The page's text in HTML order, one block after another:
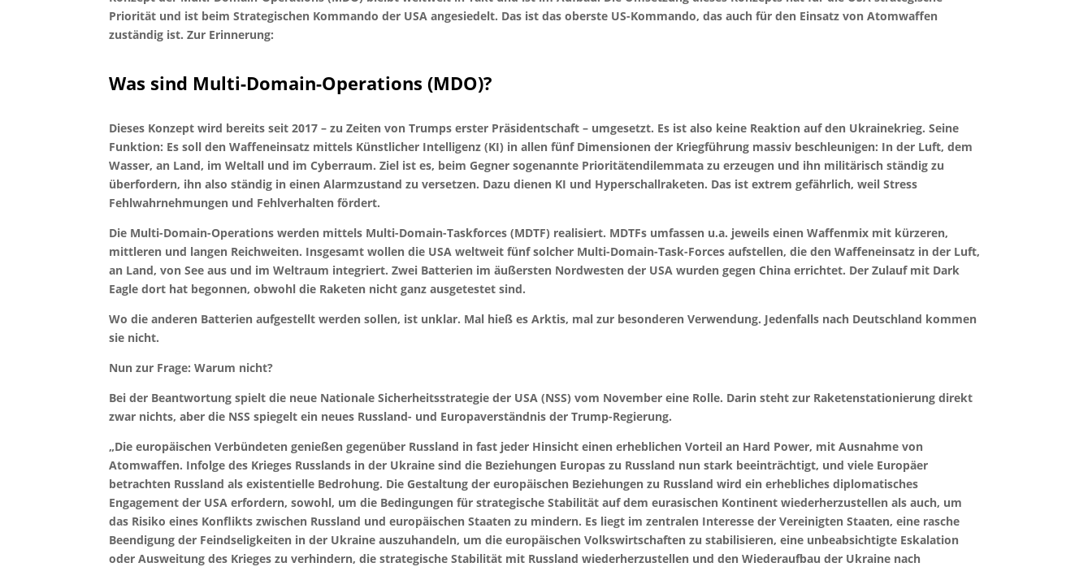
Priorität und ist beim Strategischen Kommando der USA angesiedelt. Das ist das oberste US-Kommando, das auch für den Einsatz von Atomwaffen
zuständig ist. Zur Erinnerung:
Was sind Multi-Domain-Operations (MDO)?
Dieses Konzept wird bereits seit 2017 – zu Zeiten von Trumps erster Präsidentschaft – umgesetzt. Es ist also keine Reaktion auf den Ukrainekrieg. Seine
Funktion: Es soll den Waffeneinsatz mittels Künstlicher Intelligenz (KI) in allen fünf Dimensionen der Kriegführung massiv beschleunigen: In der Luft, dem
Wasser, an Land, im Weltall und im Cyberraum. Ziel ist es, beim Gegner sogenannte Prioritätendilemmata zu erzeugen und ihn militärisch ständig zu
überfordern, ihn also ständig in einen Alarmzustand zu versetzen. Dazu dienen KI und Hyperschallraketen. Das ist extrem gefährlich, weil Stress
Fehlwahrnehmungen und Fehlverhalten fördert.
Die Multi-Domain-Operations werden mittels Multi-Domain-Taskforces (MDTF) realisiert. MDTFs umfassen u.a. jeweils einen Waffenmix mit kürzeren,
mittleren und langen Reichweiten. Insgesamt wollen die USA weltweit fünf solcher Multi-Domain-Task-Forces aufstellen, die den Waffeneinsatz in der Luft,
an Land, von See aus und im Weltraum integriert. Zwei Batterien im äußersten Nordwesten der USA wurden gegen China errichtet. Der Zulauf mit Dark
Eagle dort hat begonnen, obwohl die Raketen nicht ganz ausgetestet sind.
Wo die anderen Batterien aufgestellt werden sollen, ist unklar. Mal hieß es Arktis, mal zur besonderen Verwendung. Jedenfalls nach Deutschland kommen
sie nicht.
Nun zur Frage: Warum nicht?
Bei der Beantwortung spielt die neue Nationale Sicherheitsstrategie der USA (NSS) vom November eine Rolle. Darin steht zur Raketenstationierung direkt
zwar nichts, aber die NSS spiegelt ein neues Russland- und Europaverständnis der Trump-Regierung.
„Die europäischen Verbündeten genießen gegenüber Russland in fast jeder Hinsicht einen erheblichen Vorteil an Hard Power, mit Ausnahme von
Atomwaffen. Infolge des Krieges Russlands in der Ukraine sind die Beziehungen Europas zu Russland nun stark beeinträchtigt, und viele Europäer
betrachten Russland als existentielle Bedrohung. Die Gestaltung der europäischen Beziehungen zu Russland wird ein erhebliches diplomatisches
Engagement der USA erfordern, sowohl, um die Bedingungen für strategische Stabilität auf dem eurasischen Kontinent wiederherzustellen als auch, um
das Risiko eines Konflikts zwischen Russland und europäischen Staaten zu mindern. Es liegt im zentralen Interesse der Vereinigten Staaten, eine rasche
Beendigung der Feindseligkeiten in der Ukraine auszuhandeln, um die europäischen Volkswirtschaften zu stabilisieren, eine unbeabsichtigte Eskalation
oder Ausweitung des Krieges zu verhindern, die strategische Stabilität mit Russland wiederherzustellen und den Wiederaufbau der Ukraine nach